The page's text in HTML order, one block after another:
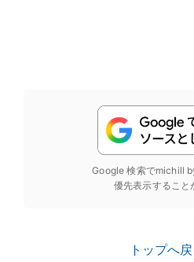
Google 検索でmichill
優先表示すること
トップへ